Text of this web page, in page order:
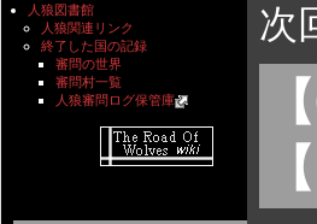
人狼図書館
人狼関連リンク
終了した国の記録
審問の世界
審問村一覧
人狼審問ログ保管庫
次